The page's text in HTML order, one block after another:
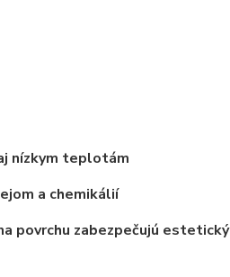
nízkym teplotám
a chemikálií
povrchu zabezpečujú